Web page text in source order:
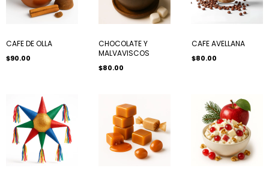
CAFE DE OLLA
$90.00
CHOCOLATE Y
MALVAVISCOS
$80.00
CAFE AVELLANA
$80.00